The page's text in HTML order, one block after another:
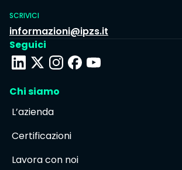
SCRIVICI
informazioni@ipzs.it
Seguici
Chi siamo
L’azienda
Certificazioni
Lavora con noi